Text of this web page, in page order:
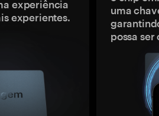
experiência
experientes.
uma
possa